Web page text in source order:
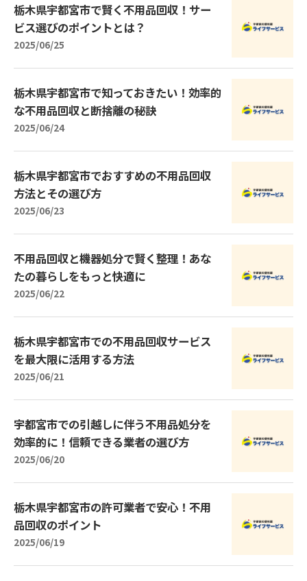
栃木県宇都宮市で賢く不用品回収！サー
ビス選びのポイントとは？
2025/06/25
栃木県宇都宮市で知っておきたい！効率的
な不用品回収と断捨離の秘訣
2025/06/24
栃木県宇都宮市でおすすめの不用品回収
方法とその選び方
2025/06/23
不用品回収と機器処分で賢く整理！あな
たの暮らしをもっと快適に
2025/06/22
栃木県宇都宮市での不用品回収サービス
を最大限に活用する方法
2025/06/21
宇都宮市での引越しに伴う不用品処分を
効率的に！信頼できる業者の選び方
2025/06/20
栃木県宇都宮市の許可業者で安心！不用
品回収のポイント
2025/06/19